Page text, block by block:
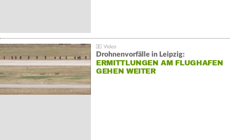
Drohnenvorfälle in Leipzig:
ERMITTLUNGEN AM FLUGHAFEN
GEHEN WEITER